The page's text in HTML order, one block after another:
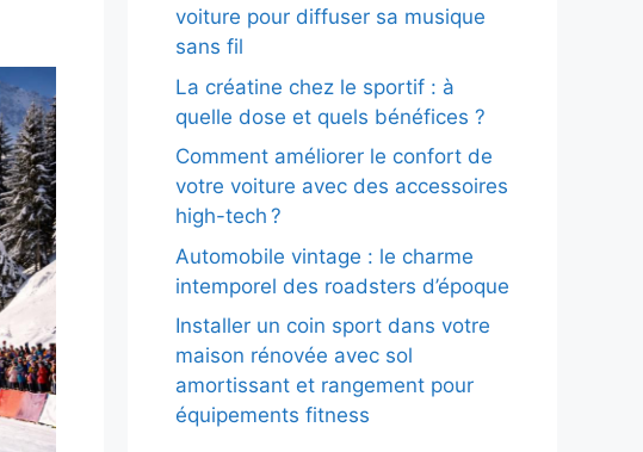
voiture pour diffuser sa musique
sans fil
La créatine chez le sportif : à
quelle dose et quels bénéfices ?
Comment améliorer le confort de
votre voiture avec des accessoires
high-tech ?
Automobile vintage : le charme
intemporel des roadsters d’époque
Installer un coin sport dans votre
maison rénovée avec sol
amortissant et rangement pour
équipements fitness